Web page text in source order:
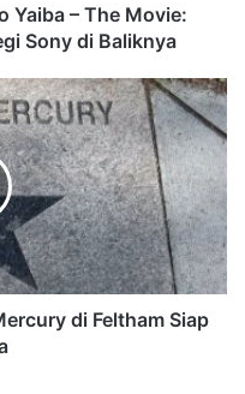
Yaiba – The Movie:
Sony di Baliknya
di Feltham Siap